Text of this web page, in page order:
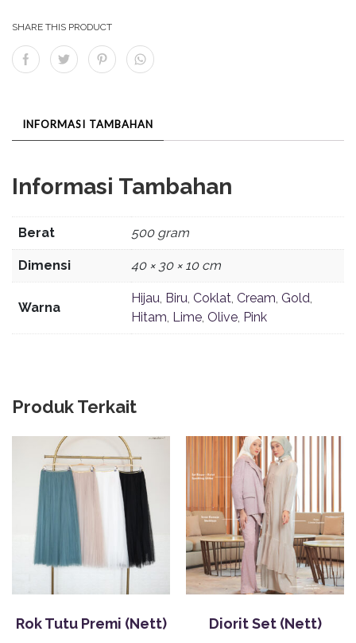
SHARE THIS PRODUCT
INFORMASI TAMBAHAN
Informasi Tambahan
Berat 500 gram
Dimensi 40 × 30 × 10 cm
Warna
Hijau, Biru, Coklat, Cream, Gold,
Hitam, Lime, Olive, Pink
Produk Terkait
Rok Tutu Premi (Nett) Diorit Set (Nett)